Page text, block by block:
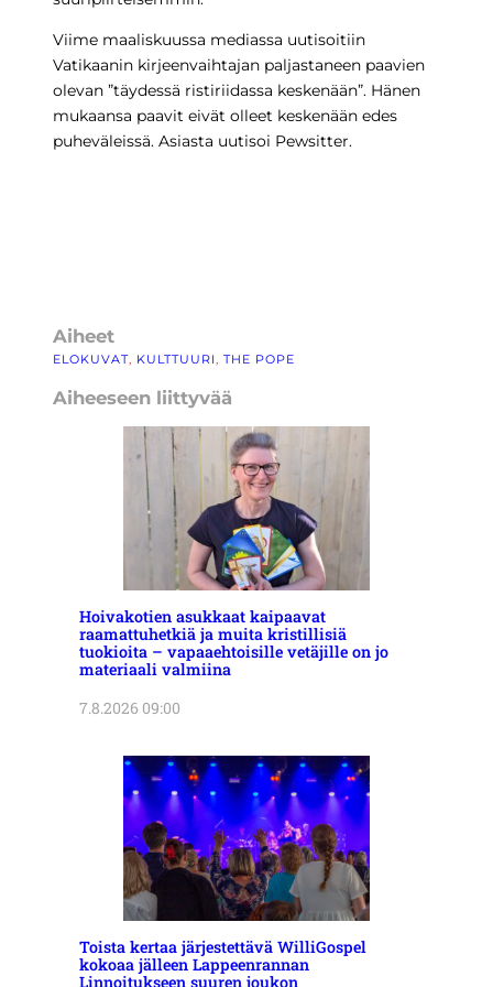
Viime maaliskuussa mediassa uutisoitiin
Vatikaanin kirjeenvaihtajan paljastaneen paavien
olevan ”täydessä ristiriidassa keskenään”. Hänen
mukaansa paavit eivät olleet keskenään edes
puheväleissä. Asiasta uutisoi Pewsitter.
Aiheet
ELOKUVAT, KULTTUURI, THE POPE
Aiheeseen liittyvää
Hoivakotien asukkaat kaipaavat
raamattuhetkiä ja muita kristillisiä
tuokioita – vapaaehtoisille vetäjille on jo
materiaali valmiina
7.8.2026 09:00
Toista kertaa järjestettävä WilliGospel
kokoaa jälleen Lappeenrannan
Linnoitukseen suuren joukon